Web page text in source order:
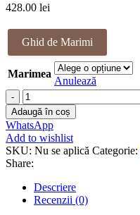
428.00 lei
Ghid de Marimi
Marimea
Anulează
Cantitate
Ghete
piele
naturala
Green
Fun
Adaugă în coș
WhatsApp
Add to wishlist
SKU: Nu se aplică Categorie:
Share:
Descriere
Recenzii (0)